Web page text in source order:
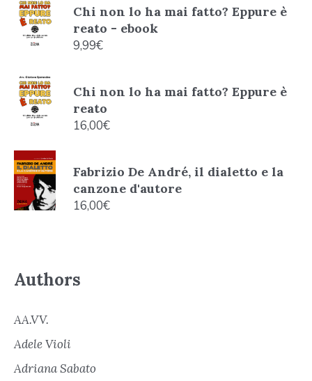
Chi non lo ha mai fatto? Eppure è
reato - ebook
9,99€
Chi non lo ha mai fatto? Eppure è
reato
16,00€
Fabrizio De André, il dialetto e la
canzone d'autore
16,00€
Authors
AA.VV.
Adele Violi
Adriana Sabato